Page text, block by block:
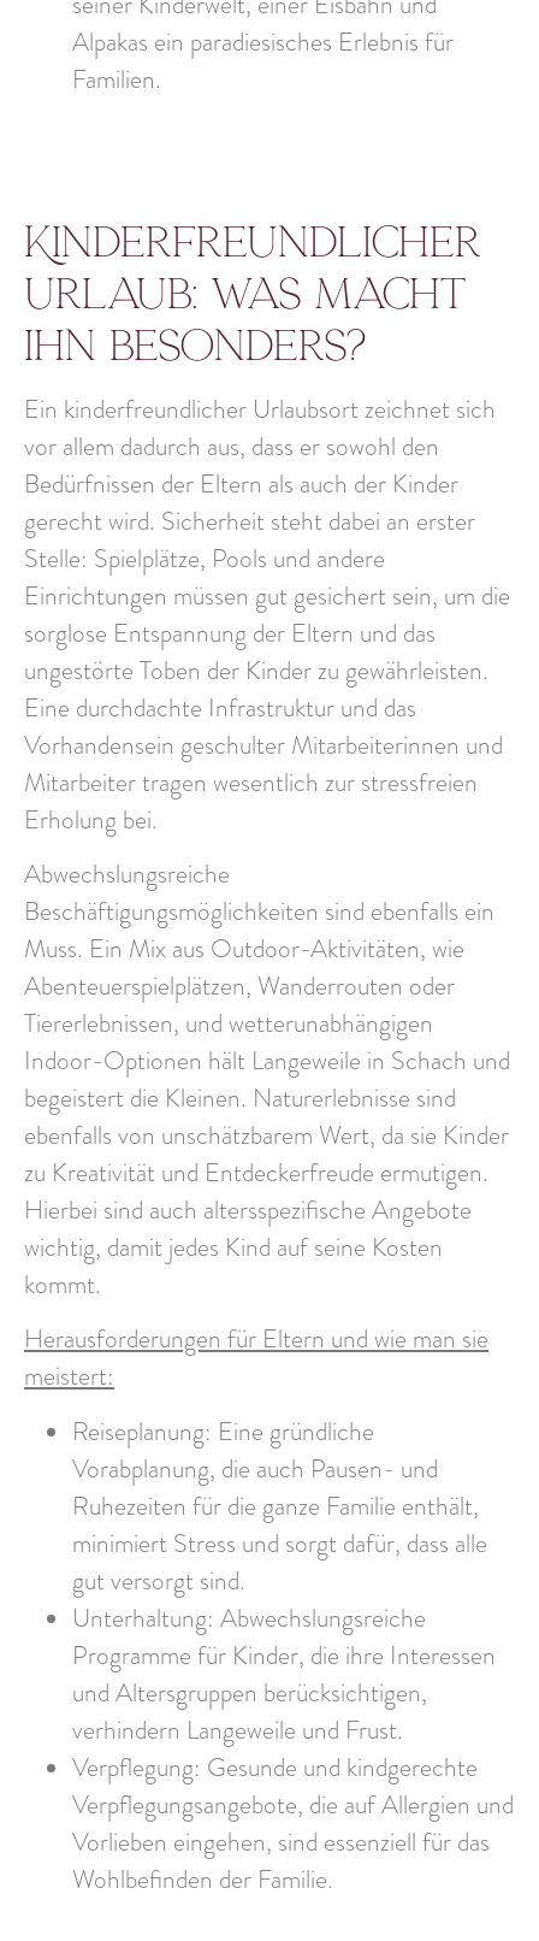
Alpakas ein paradiesisches Erlebnis für
Familien.
Kinderfreundlicher
Urlaub: Was macht
ihn besonders?
Ein kinderfreundlicher Urlaubsort zeichnet sich
vor allem dadurch aus, dass er sowohl den
Bedürfnissen der Eltern als auch der Kinder
gerecht wird. Sicherheit steht dabei an erster
Stelle: Spielplätze, Pools und andere
Einrichtungen müssen gut gesichert sein, um die
sorglose Entspannung der Eltern und das
ungestörte Toben der Kinder zu gewährleisten.
Eine durchdachte Infrastruktur und das
Vorhandensein geschulter Mitarbeiterinnen und
Mitarbeiter tragen wesentlich zur stressfreien
Erholung bei.
Abwechslungsreiche
Beschäftigungsmöglichkeiten sind ebenfalls ein
Muss. Ein Mix aus Outdoor-Aktivitäten, wie
Abenteuerspielplätzen, Wanderrouten oder
Tiererlebnissen, und wetterunabhängigen
Indoor-Optionen hält Langeweile in Schach und
begeistert die Kleinen. Naturerlebnisse sind
ebenfalls von unschätzbarem Wert, da sie Kinder
zu Kreativität und Entdeckerfreude ermutigen.
Hierbei sind auch altersspezifische Angebote
wichtig, damit jedes Kind auf seine Kosten
kommt.
Herausforderungen für Eltern und wie man sie
meistert:
Reiseplanung: Eine gründliche
Vorabplanung, die auch Pausen- und
Ruhezeiten für die ganze Familie enthält,
minimiert Stress und sorgt dafür, dass alle
gut versorgt sind.
Unterhaltung: Abwechslungsreiche
Programme für Kinder, die ihre Interessen
und Altersgruppen berücksichtigen,
verhindern Langeweile und Frust.
Verpflegung: Gesunde und kindgerechte
Verpflegungsangebote, die auf Allergien und
Vorlieben eingehen, sind essenziell für das
Wohlbefinden der Familie.